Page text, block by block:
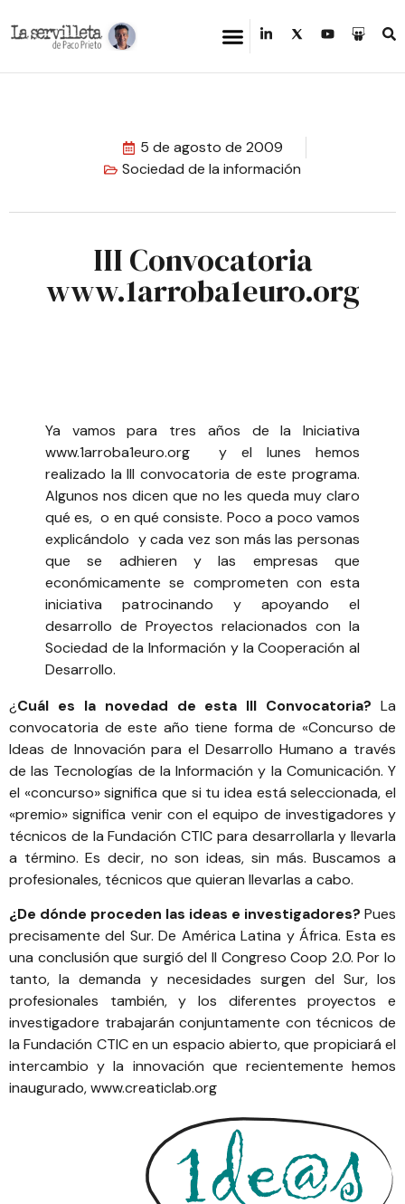
5 de agosto de 2009
Sociedad de la información
III Convocatoria
www.1arroba1euro.org
Ya vamos para tres años de la Iniciativa
www.1arroba1euro.org y el lunes hemos
realizado la III convocatoria de este programa.
Algunos nos dicen que no les queda muy claro
qué es, o en qué consiste. Poco a poco vamos
explicándolo y cada vez son más las personas
que se adhieren y las empresas que
económicamente se comprometen con esta
iniciativa patrocinando y apoyando el
desarrollo de Proyectos relacionados con la
Sociedad de la Información y la Cooperación al
Desarrollo.
¿Cuál es la novedad de esta III Convocatoria? La
convocatoria de este año tiene forma de «Concurso de
Ideas de Innovación para el Desarrollo Humano a través
de las Tecnologías de la Información y la Comunicación. Y
el «concurso» significa que si tu idea está seleccionada, el
«premio» significa venir con el equipo de investigadores y
técnicos de la Fundación CTIC para desarrollarla y llevarla
a término. Es decir, no son ideas, sin más. Buscamos a
profesionales, técnicos que quieran llevarlas a cabo.
¿De dónde proceden las ideas e investigadores? Pues
precisamente del Sur. De América Latina y África. Esta es
una conclusión que surgió del II Congreso Coop 2.0.Por lo
tanto, la demanda y necesidades surgen del Sur, los
profesionales también, y los diferentes proyectos e
investigadore trabajarán conjuntamente con técnicos de
la Fundación CTIC en un espacio abierto, que propiciará el
intercambio y la innovación que recientemente hemos
inaugurado,www.creaticlab.org